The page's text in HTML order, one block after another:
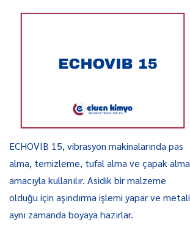
ECHOVIB 15, vibrasyon makinalarında pas
alma, temizleme, tufal alma ve çapak alma
amacıyla kullanılır. Asidik bir malzeme
olduğu için aşındırma işlemi yapar ve metali
aynı zamanda boyaya hazırlar.